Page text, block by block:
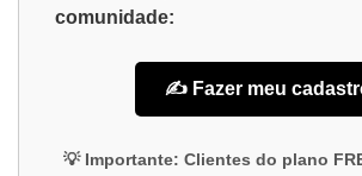
comunidade:
✍️ Fazer meu
💡 Importante: Clientes do plano